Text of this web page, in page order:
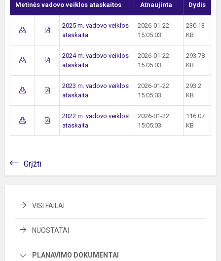
Metinės vadovo veiklos ataskaitos Atnaujinta Dydis
2025 m. vadovo veiklos
ataskaita
2026-01-22
15:05:03
230.13
KB
2024 m. vadovo veiklos
ataskaita
2026-01-22
15:05:03
293.78
KB
2023 m. vadovo veiklos
ataskaita
2026-01-22
15:05:03
293.2
KB
2022 m. vadovo veiklos
ataskaita
2026-01-22
15:05:03
116.07
KB
Grįžti
VISI FAILAI
NUOSTATAI
PLANAVIMO DOKUMENTAI